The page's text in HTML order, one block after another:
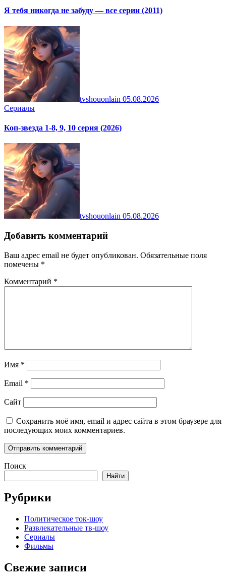
Я тебя никогда не забуду — все серии (2011)
tvshouonlain 05.08.2026
Сериалы
Коп-звезда 1-8, 9, 10 серия (2026)
tvshouonlain 05.08.2026
Добавить комментарий
Ваш адрес email не будет опубликован. Обязательные поля
помечены *
Комментарий *
Имя *
Email *
Сайт
Сохранить моё имя, email и адрес сайта в этом браузере для
последующих моих комментариев.
Поиск
Найти
Рубрики
Политическое ток-шоу
Развлекательные тв-шоу
Сериалы
Фильмы
Свежие записи